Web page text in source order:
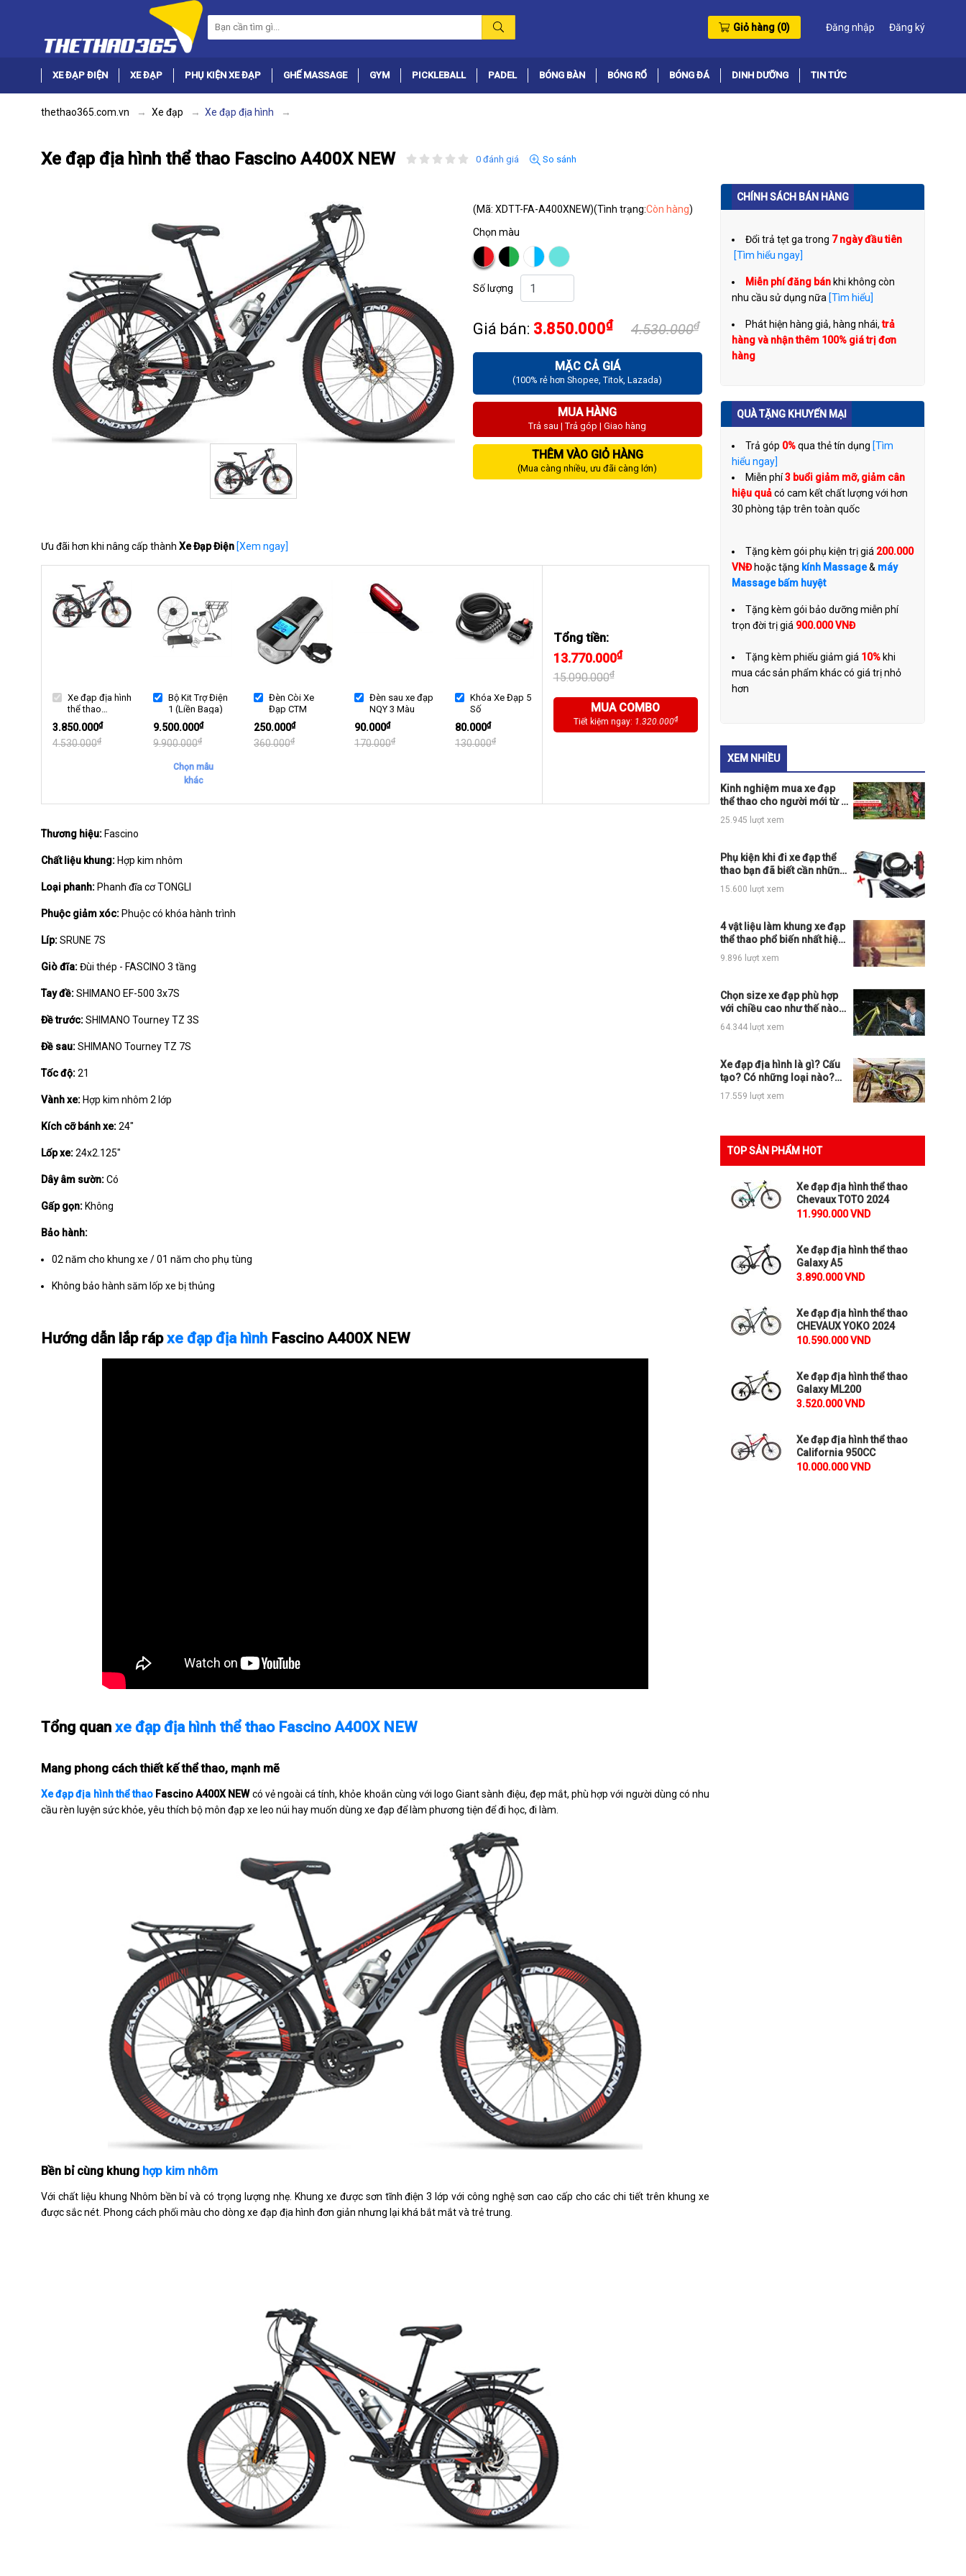
Giỏ hàng (0) Đăng nhập Đăng ký
XE ĐẠP ĐIỆN XE ĐẠP PHỤ KIỆN XE ĐẠP GHẾ MASSAGE GYM PICKLEBALL PADEL BÓNG BÀN BÓNG RỔ BÓNG ĐÁ DINH DƯỠNG TIN TỨC
thethao365.com.vn Xe đạp Xe đạp địa hình
Xe đạp địa hình thể thao Fascino A400X NEW 0 đánh giá So sánh
(Mã: XDTT-FA-A400XNEW)(Tình trạng:Còn hàng)
Chọn màu
Số lượng
Giá bán: 3.850.000₫ 4.530.000₫
MẶC CẢ GIÁ
(100% rẻ hơn Shopee, Titok, Lazada)
MUA HÀNG
Trả sau | Trả góp | Giao hàng
THÊM VÀO GIỎ HÀNG
(Mua càng nhiều, ưu đãi càng lớn)
Ưu đãi hơn khi nâng cấp thành Xe Đạp Điện [Xem ngay]
Xe đạp địa hình
thể thao
Fascino A400X
NEW
3.850.000₫
4.530.000₫
Bộ Kit Trợ Điện
1 (Liền Baga)
9.500.000₫
9.900.000₫
Chọn mẫu
khác
Đèn Còi Xe
Đạp CTM
250.000₫
360.000₫
Đèn sau xe đạp
NQY 3 Màu
90.000₫
170.000₫
Khóa Xe Đạp 5
Số
80.000₫
130.000₫
Tổng tiền:
13.770.000₫
15.090.000₫
MUA COMBO
Tiết kiệm ngay: 1.320.000₫
Thương hiệu: Fascino
Chất liệu khung: Hợp kim nhôm
Loại phanh: Phanh đĩa cơ TONGLI
Phuộc giảm xóc: Phuộc có khóa hành trình
Líp:SRUNE 7S
Giò đĩa:Đùi thép - FASCINO 3 tầng
Tay đề:SHIMANO EF-500 3x7S
Đề trước:SHIMANO Tourney TZ 3S
Đề sau:SHIMANO Tourney TZ 7S
Tốc độ:21
Vành xe: Hợp kim nhôm 2 lớp
Kích cỡ bánh xe:24"
Lốp xe:24x2.125"
Dây âm sườn:Có
Gấp gọn: Không
Bảo hành:
02 năm cho khung xe / 01 năm cho phụ tùng
Không bảo hành săm lốp xe bị thủng
Hướng dẫn lắp rápxe đạp địa hình Fascino A400X NEW
Tổng quan xe đạp địa hình thể thao Fascino A400X NEW
Mang phong cách thiết kế thể thao, mạnh mẽ
Xe đạp địa hình thể thaoFascino A400X NEWcó vẻ ngoài cá tính, khỏe khoắn cùng với logo Giant sành điệu, đẹp mắt, phù hợp với người dùng có nhu
cầu rèn luyện sức khỏe, yêu thích bộ môn đạp xe leo núi hay muốn dùng xe đạp để làm phương tiện để đi học, đi làm.
Bền bỉ cùng khung hợp kim nhôm
Với chất liệu khung Nhôm bền bỉ và có trọng lượng nhẹ. Khung xe được sơn tĩnh điện 3 lớp với công nghệ sơn cao cấp cho các chi tiết trên khung xe
được sắc nét. Phong cách phối màu cho dòng xe đạp địa hình đơn giản nhưng lại khá bắt mắt và trẻ trung.
CHÍNH SÁCH BÁN HÀNG
Đổi trả tẹt ga trong 7 ngày đầu tiên
[Tìm hiểu ngay]
Miễn phí đăng bán khi không còn
nhu cầu sử dụng nữa [Tìm hiểu]
Phát hiện hàng giả, hàng nhái,trả
hàng và nhận thêm 100% giá trị đơn
hàng
QUÀ TẶNG KHUYẾN MẠI
Trả góp 0%qua thẻ tín dụng [Tìm
hiểu ngay]
Miễn phí3 buổi giảm mỡ, giảm cân
hiệu quảcó cam kết chất lượng với hơn
30 phòng tập trên toàn quốc
Tặng kèm gói phụ kiện trị giá 200.000
VNĐ hoặc tặng kính Massage& máy
Massage bấm huyệt
Tặng kèm gói bảo dưỡng miễn phí
trọn đời trị giá 900.000 VNĐ
Tặng kèm phiếu giảm giá 10% khi
mua các sản phẩm khác có giá trị nhỏ
hơn
XEM NHIỀU
Kinh nghiệm mua xe đạp
thể thao cho người mới từ A
tới Z
25.945 lượt xem
Phụ kiện khi đi xe đạp thể
thao bạn đã biết cần những
thứ gì?
15.600 lượt xem
4 vật liệu làm khung xe đạp
thể thao phổ biến nhất hiện
nay
9.896 lượt xem
Chọn size xe đạp phù hợp
với chiều cao như thế nào
cho đúng?
64.344 lượt xem
Xe đạp địa hình là gì? Cấu
tạo? Có những loại nào?
Nên mua ở đâu?
17.559 lượt xem
TOP SẢN PHẨM HOT
Xe đạp địa hình thể thao
Chevaux TOTO 2024
11.990.000 VND
Xe đạp địa hình thể thao
Galaxy A5
3.890.000 VND
Xe đạp địa hình thể thao
CHEVAUX YOKO 2024
10.590.000 VND
Xe đạp địa hình thể thao
Galaxy ML200
3.520.000 VND
Xe đạp địa hình thể thao
California 950CC
10.000.000 VND